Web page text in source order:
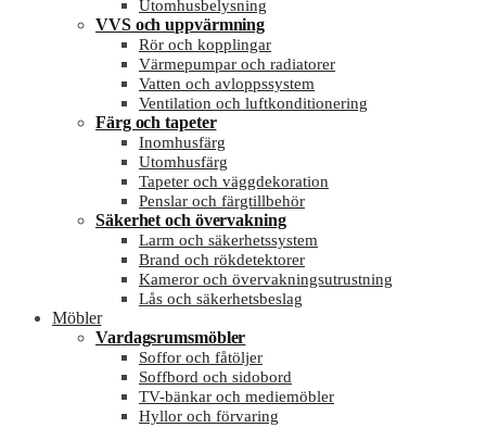
Utomhusbelysning
VVS och uppvärmning
Rör och kopplingar
Värmepumpar och radiatorer
Vatten och avloppssystem
Ventilation och luftkonditionering
Färg och tapeter
Inomhusfärg
Utomhusfärg
Tapeter och väggdekoration
Penslar och färgtillbehör
Säkerhet och övervakning
Larm och säkerhetssystem
Brand och rökdetektorer
Kameror och övervakningsutrustning
Lås och säkerhetsbeslag
Möbler
Vardagsrumsmöbler
Soffor och fåtöljer
Soffbord och sidobord
TV-bänkar och mediemöbler
Hyllor och förvaring